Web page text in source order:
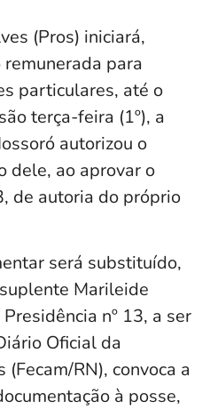
(Pros) iniciará,
remunerada para
particulares, até o
terça-feira (1º), a
autorizou o
dele, ao aprovar o
de autoria do próprio
será substituído,
Marileide
nº 13, a ser
Oficial da
RN), convoca a
à posse,